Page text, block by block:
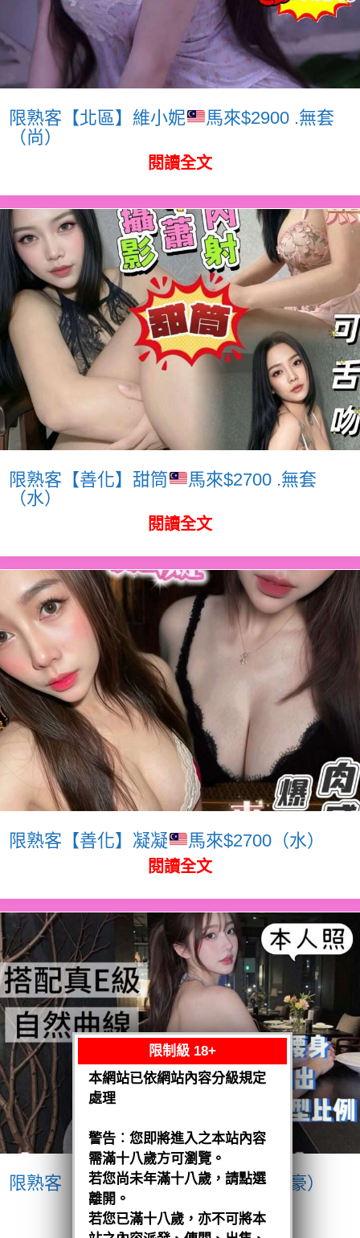
限熟客【北區】維小妮
馬來$2900 .無套
（尚）
閱讀全文
限熟客【善化】甜筒
馬來$2700 .無套
（水）
閱讀全文
限熟客【善化】凝凝 馬來$2700（水）
閱讀全文
限熟客【南區】愛紗 越南$3200（豪）
閱讀全文
限制級 18+
本網站已依網站內容分級規定
處理
警告︰您即將進入之本站內容
需滿十八歲方可瀏覽。
若您尚未年滿十八歲，請點選
離開。
若您已滿十八歲，亦不可將本